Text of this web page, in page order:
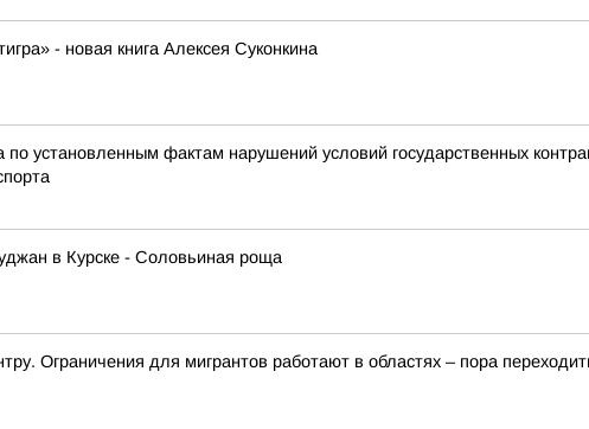
- новая книга Алексея Суконкина
установленным фактам нарушений условий государственных
в Курске - Соловьиная роща
Ограничения для мигрантов работают в областях – пора